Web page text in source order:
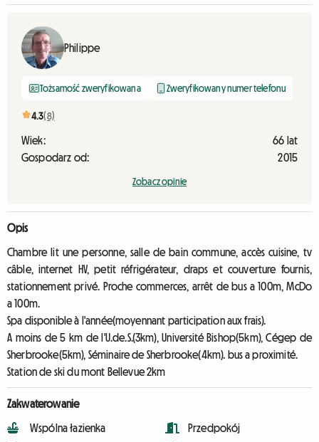
Philippe
Tożsamość zweryfikowana Zweryfikowany numer telefonu
4.3(8)
Wiek:
66 lat
Gospodarz od:
2015
Zobacz opinie
Opis
Chambre lit une personne, salle de bain commune, accès cuisine, tv
câble, internet HV, petit réfrigérateur, draps et couverture fournis,
stationnement privé. Proche commerces, arrêt de bus a 100m, McDo
a 100m.
Spa disponible à l'année(moyennant participation aux frais).
A moins de 5 km de l'U.de.S.(3km), Université Bishop(5km), Cégep de
Sherbrooke(5km), Séminaire de Sherbrooke(4km). bus a proximité.
Station de ski du mont Bellevue 2km
Zakwaterowanie
Wspólna łazienka
Przedpokój